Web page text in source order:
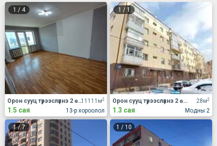
1 / 4
11111м2
13-р хороолол
Орон сууц түрээслүүлнэ 2 өрөө
1.5 сая
1 / 1
28м2
Модны 2
Орон сууц түрээслүүлнэ 2 өрөө
1.3 сая
1/7 1 / 10